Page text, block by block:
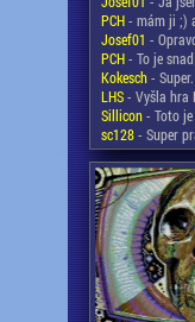
PCH- mám ji ;)
Josef01 -
PCH- To je
Kokesch-
LHS- Vyšla hra
Sillicon- Toto
sc128- Super